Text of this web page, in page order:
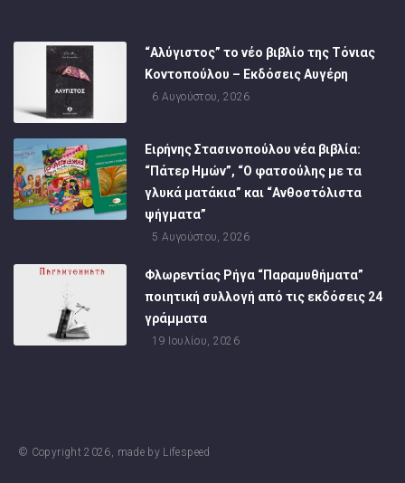
“Αλύγιστος” το νέο βιβλίο της Τόνιας
Κοντοπούλου – Εκδόσεις Αυγέρη
6 Αυγούστου, 2026
Ειρήνης Στασινοπούλου νέα βιβλία:
“Πάτερ Ημών”, “Ο φατσούλης με τα
γλυκά ματάκια” και “Ανθοστόλιστα
ψήγματα”
5 Αυγούστου, 2026
Φλωρεντίας Ρήγα “Παραμυθήματα”
ποιητική συλλογή από τις εκδόσεις 24
γράμματα
19 Ιουλίου, 2026
© Copyright2026, made by Lifespeed